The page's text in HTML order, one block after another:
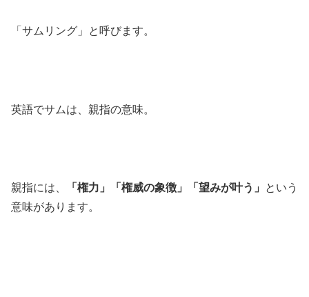
「サムリング」と呼びます。
英語でサムは、親指の意味。
親指には、 「権力」「権威の象徴」「望みが叶う」
という
意味があります。